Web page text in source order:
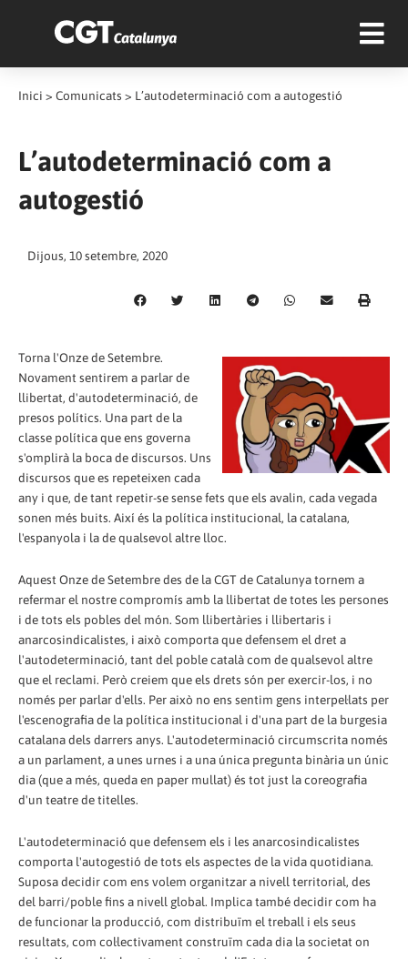
Inici > Comunicats > L’autodeterminació com a autogestió
L’autodeterminació com a
autogestió
Dijous, 10 setembre, 2020
Torna l'Onze de Setembre.
Novament sentirem a parlar de
llibertat, d'autodeterminació, de
presos polítics. Una part de la
classe política que ens governa
s'omplirà la boca de discursos. Uns
discursos que es repeteixen cada
any i que, de tant repetir-se sense fets que els avalin, cada vegada
sonen més buits. Així és la política institucional, la catalana,
l'espanyola i la de qualsevol altre lloc.
Aquest Onze de Setembre des de la CGT de Catalunya tornem a
refermar el nostre compromís amb la llibertat de totes les persones
i de tots els pobles del món. Som llibertàries i llibertaris i
anarcosindicalistes, i això comporta que defensem el dret a
l'autodeterminació, tant del poble català com de qualsevol altre
que el reclami. Però creiem que els drets són per exercir-los, i no
només per parlar d'ells. Per això no ens sentim gens interpel·lats per
l'escenografia de la política institucional i d'una part de la burgesia
catalana dels darrers anys. L'autodeterminació circumscrita només
a un parlament, a unes urnes i a una única pregunta binària un únic
dia (que a més, queda en paper mullat) és tot just la coreografia
d'un teatre de titelles.
L'autodeterminació que defensem els i les anarcosindicalistes
comporta l'autogestió de tots els aspectes de la vida quotidiana.
Suposa decidir com ens volem organitzar a nivell territorial, des
del barri/poble fins a nivell global. Implica també decidir com ha
de funcionar la producció, com distribuïm el treball i els seus
resultats, com col·lectivament construïm cada dia la societat on